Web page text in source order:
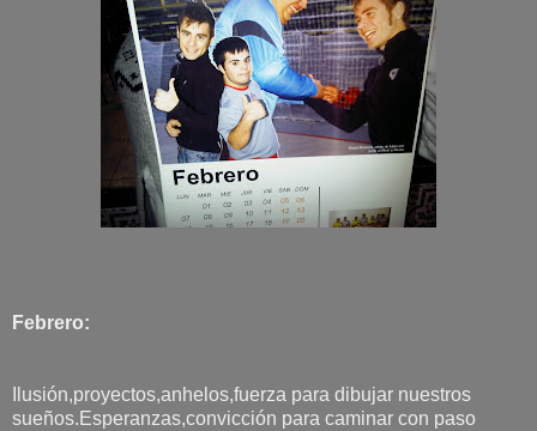
Febrero:
Ilusión,proyectos,anhelos,fuerza para dibujar nuestros
sueños.Esperanzas,convicción para caminar con paso